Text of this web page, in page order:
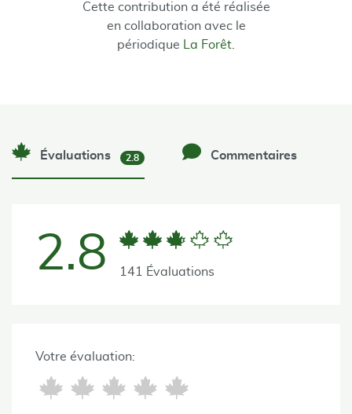
Cette contribution a été réalisée
en collaboration avec le
périodique
La Forêt
Évaluations 2.8 Commentaires
2.8 141 Évaluations
Votre évaluation: